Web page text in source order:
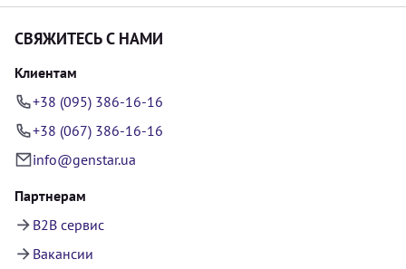
СВЯЖИТЕСЬ С НАМИ
Клиентам
+38 (095) 386-16-16
+38 (067) 386-16-16
info@genstar.ua
Партнерам
B2B сервис
Вакансии